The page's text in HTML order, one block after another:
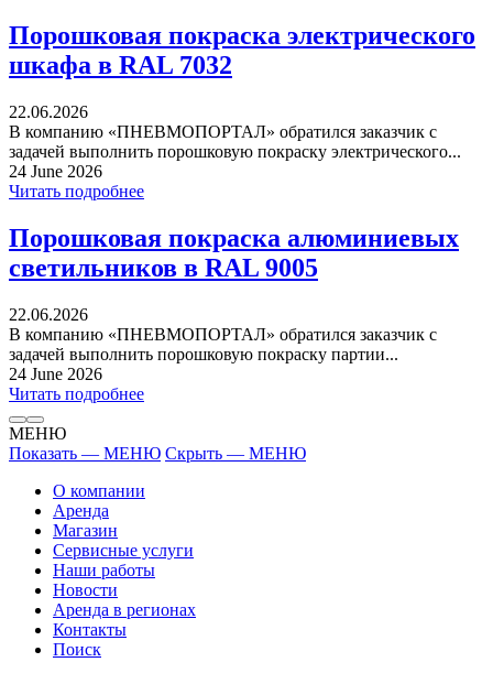
Порошковая покраска электрического
шкафа в RAL 7032
22.06.2026
В компанию «ПНЕВМОПОРТАЛ» обратился заказчик с
задачей выполнить порошковую покраску электрического...
24 June 2026
Читать подробнее
Порошковая покраска алюминиевых
светильников в RAL 9005
22.06.2026
В компанию «ПНЕВМОПОРТАЛ» обратился заказчик с
задачей выполнить порошковую покраску партии...
24 June 2026
Читать подробнее
МЕНЮ
Показать — МЕНЮ Скрыть — МЕНЮ
О компании
Аренда
Магазин
Сервисные услуги
Наши работы
Новости
Аренда в регионах
Контакты
Поиск